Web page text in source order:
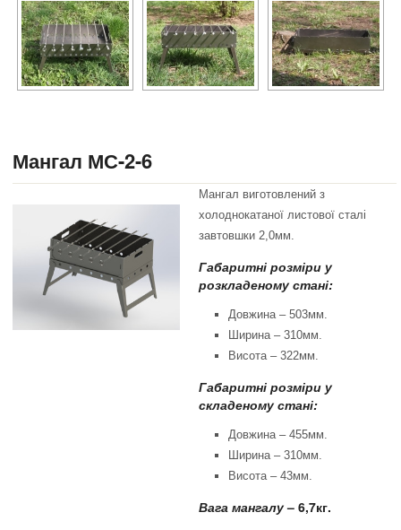
Мангал МС-2-6
Мангал виготовлений з
холоднокатаної листової сталі
завтовшки 2,0мм.
Габаритні розміри у
розкладеному стані:
Довжина – 503мм.
Ширина – 310мм.
Висота – 322мм.
Габаритні розміри у
складеному стані:
Довжина – 455мм.
Ширина – 310мм.
Висота – 43мм.
Вага мангалу– 6,7кг.